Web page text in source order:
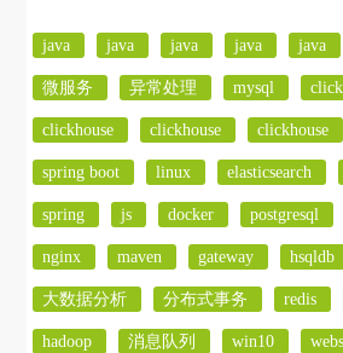
java java java java java
微服务 异常处理 mysql
clickhouse clickhouse clickhouse
spring boot linux elasticsearch
spring js docker postgresql
nginx maven gateway hsqldb
大数据分析 分布式事务 redis
hadoop 消息队列 win10